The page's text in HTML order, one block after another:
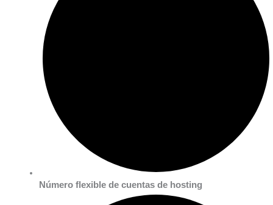
Número flexible de cuentas de hosting